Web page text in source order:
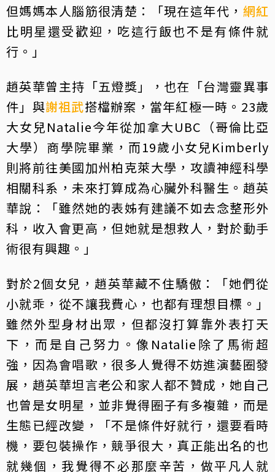
但媽媽本人腦筋很清楚：「現在這年代， 網紅
比明星還受歡迎，吃這行飯也不是有條件就
行。」
趙英華曾主持「五燈獎」，也在「台灣靈異事
件」與謝祖武搭檔辦案，當年紅極一時。23歲
大女兒Natalie今年從加拿大UBC（哥倫比亞
大學）商學院畢業，而19歲小女兒Kimberly
則將前往美國加州柏克萊大學，攻讀神經科學
相關科系，未來打算成為心臟外科醫生。趙英
華說：「雖然她的表姊有建議不如去念整形外
科，收入會更高，但她就是想救人，對於動手
術很有興趣。」
對於2個女兒，趙英華藏不住驕傲：「她們從
小就乖，從不讓我費心，也都有理想目標。」
雖然外型身材出眾，但都沒打算靠外表打天
下，而是自己努力。像Natalie除了馬術超
強，因為會唱歌，很多人覺得不妨進演藝圈發
展，趙英華坦言老公和家人都不贊成，她自己
也曾是女明星，並非覺得圈子有多複雜，而是
生態已經改變，「不是條件好就行，還要看時
機，要包裝操作，競爭很大，真正能出名的也
就幾個，我覺得不必那麼辛苦，做平凡人就